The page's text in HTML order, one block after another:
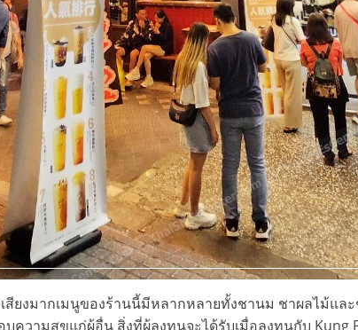
ยงมากเมนูของร้านนี้มีหลากหลายทั้งชานม ชาผลไม้แล
ความสุขแก่ผู้อื่น สิ่งที่ผู้ลงทุนจะได้รับเมื่อลงทุนกับ Kung